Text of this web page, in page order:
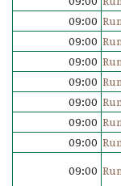
09:00
09:00
09:00
09:00
09:00
09:00
09:00
09:00